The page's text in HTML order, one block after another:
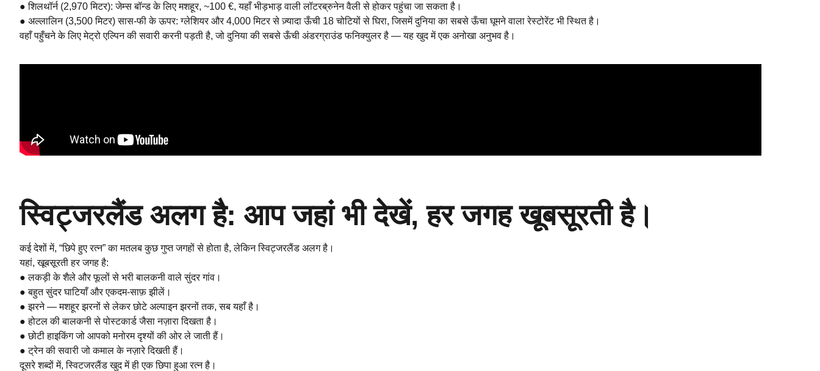
● शिलथॉर्न (2,970 मिटर): जेम्स बॉन्ड के लिए मशहूर, ~100 €, यहाँ भीड़भाड़ वाली लॉटरब्रुनेन वैली से होकर पहुंचा जा सकता है।
● अल्लालिन (3,500 मिटर) सास-फी के ऊपर: ग्लेशियर और 4,000 मिटर से ज़्यादा ऊँची 18 चोटियों से घिरा, जिसमें दुनिया का सबसे ऊँचा घूमने वाला रेस्टोरेंट भी स्थित है।
वहाँ पहुँचने के लिए मेट्रो एल्पिन की सवारी करनी पड़ती है, जो दुनिया की सबसे ऊँची अंडरग्राउंड फनिक्युलर है — यह खुद में एक अनोखा अनुभव है।
स्विट्जरलैंड अलग है: आप जहां भी देखें, हर जगह खूबसूरती है।
कई देशों में, “छिपे हुए रत्न” का मतलब कुछ गुप्त जगहों से होता है, लेकिन स्विट्जरलैंड अलग है।
यहां, खूबसूरती हर जगह है:
● लकड़ी के शैले और फूलों से भरी बालकनी वाले सुंदर गांव।
● बहुत सुंदर घाटियाँ और एकदम-साफ़ झीलें।
● झरने — मशहूर झरनों से लेकर छोटे अल्पाइन झरनों तक, सब यहाँ है।
● होटल की बालकनी से पोस्टकार्ड जैसा नज़ारा दिखता है।
● छोटी हाइकिंग जो आपको मनोरम दृश्यों की ओर ले जाती हैं।
● ट्रेन की सवारी जो कमाल के नज़ारे दिखती हैं।
दूसरे शब्दों में, स्विटजरलैंड खुद में ही एक छिपा हुआ रत्न है।